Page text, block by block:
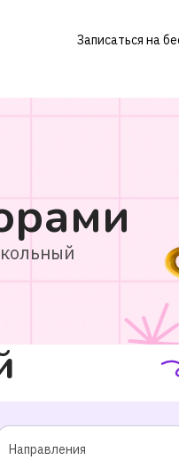
Записаться на
Направления